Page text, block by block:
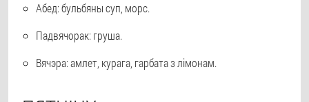
Абед: бульбяны суп, морс.
Падвячорак: груша.
Вячэра: амлет, курага, гарбата з лімонам.